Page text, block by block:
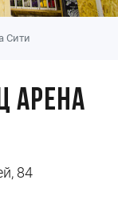
Сити
Арена
84